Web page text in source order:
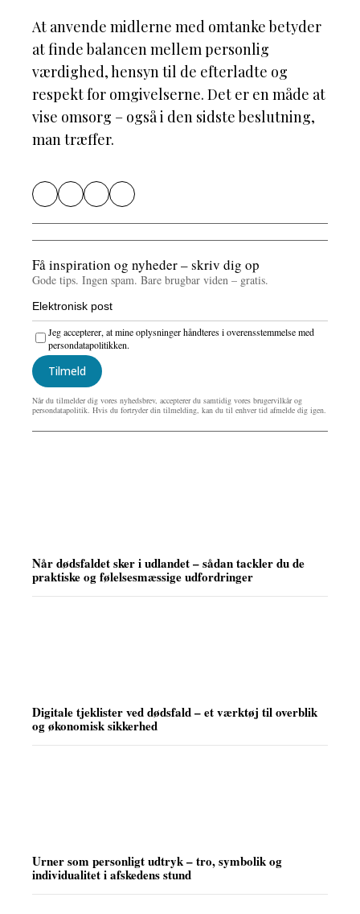
At anvende midlerne med omtanke betyder
at finde balancen mellem personlig
værdighed, hensyn til de efterladte og
respekt for omgivelserne. Det er en måde at
vise omsorg – også i den sidste beslutning,
man træffer.
Når dødsfaldet sker i udlandet – sådan tackler du de
praktiske og følelsesmæssige udfordringer
Digitale tjeklister ved dødsfald – et værktøj til overblik
og økonomisk sikkerhed
Urner som personligt udtryk – tro, symbolik og
individualitet i afskedens stund
Få inspiration og nyheder – skriv dig op
Gode tips. Ingen spam. Bare brugbar viden – gratis.
Tilmeld
Jeg accepterer, at mine oplysninger håndteres i overensstemmelse med
persondatapolitikken.
Når du tilmelder dig vores nyhedsbrev, accepterer du samtidig vores brugervilkår og
persondatapolitik. Hvis du fortryder din tilmelding, kan du til enhver tid afmelde dig igen.